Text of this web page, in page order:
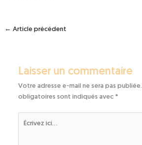
← Article précédent
Laisser un commentaire
Votre adresse e-mail ne sera pas publiée.
obligatoires sont indiqués avec *